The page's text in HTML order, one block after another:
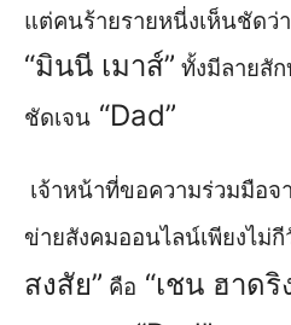
แต่คนร้ายรายหนี่งเห็นชัดว่
“มินนี เมาส์” ทั้งมีลายสั
ชัดเจน “Dad”
เจ้าหน้าที่ขอความร่วมมือจ
ข่ายสังคมออนไลน์เพียงไม่กี
สงสัย” คือ “เชน ฮาดริ